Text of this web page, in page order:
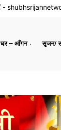
-
घर – आँगन सृजन/